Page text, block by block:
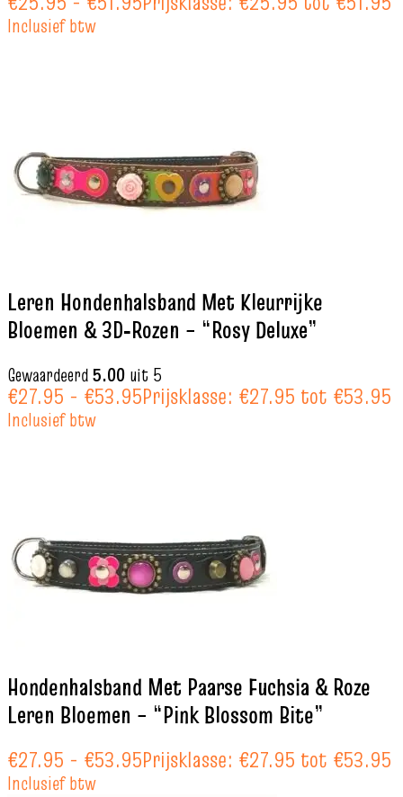
Inclusief btw
Leren Hondenhalsband Met Kleurrijke
Bloemen & 3D‑Rozen – “Rosy Deluxe”
Gewaardeerd5.00 uit 5
€27.95 - €53.95Prijsklasse: €27.95 tot €53.95
Inclusief btw
Hondenhalsband Met Paarse Fuchsia & Roze
Leren Bloemen – “Pink Blossom Bite”
€27.95 - €53.95Prijsklasse: €27.95 tot €53.95
Inclusief btw